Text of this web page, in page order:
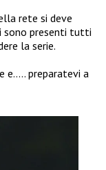
rete si deve
sono presenti tutti
la serie.
e….. preparatevi a